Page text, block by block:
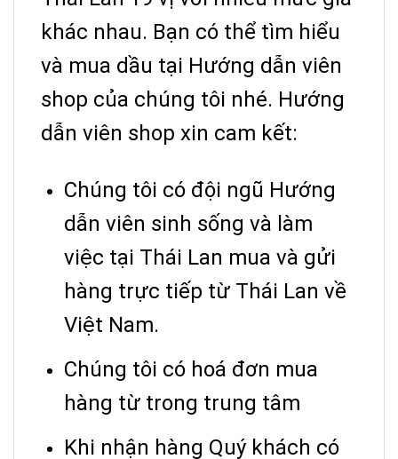
khác nhau. Bạn có thể tìm hiểu
và mua dầu tại Hướng dẫn viên
shop của chúng tôi nhé. Hướng
dẫn viên shop xin cam kết:
Chúng tôi có đội ngũ Hướng
dẫn viên sinh sống và làm
việc tại Thái Lan mua và gửi
hàng trực tiếp từ Thái Lan về
Việt Nam.
Chúng tôi có hoá đơn mua
hàng từ trong trung tâm
Khi nhận hàng Quý khách có